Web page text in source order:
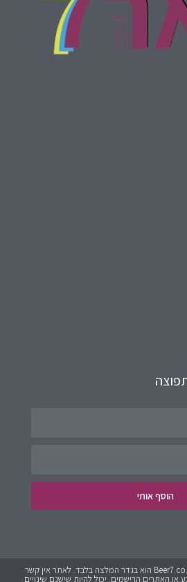
הוסף אותי
כל המידע אשר מופיע באתר Beer7.co.il הוא בגדר המלצה בלבד. לאתר אין קשר
האתרים הרישמים. יכול להיות שישנם שינויים